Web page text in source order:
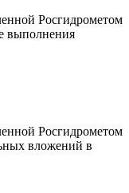
Росгидрометом
выполнения
Росгидрометом
вложений в